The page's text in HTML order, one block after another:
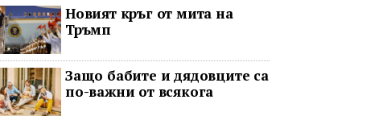
Новият кръг от мита на
Тръмп
Защо бабите и дядовците са
по-важни от всякога